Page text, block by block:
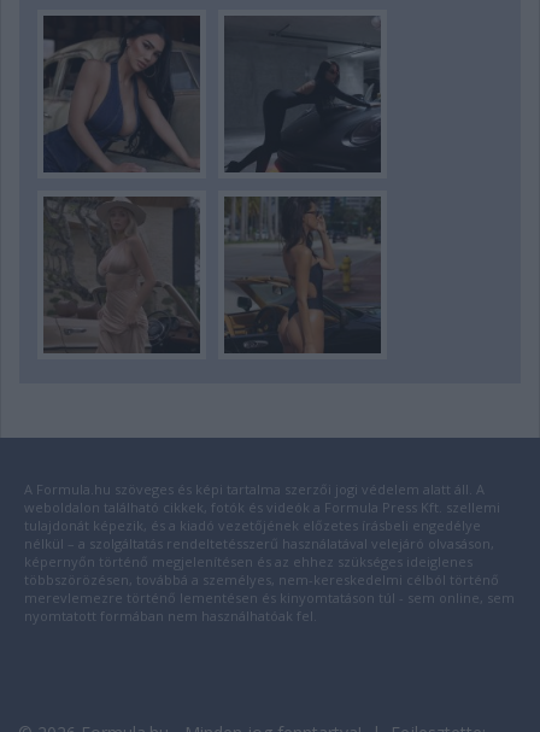
A Formula.hu szöveges és képi tartalma szerzői jogi védelem alatt áll. A
weboldalon található cikkek, fotók és videók a Formula Press Kft. szellemi
tulajdonát képezik, és a kiadó vezetőjének előzetes írásbeli engedélye
nélkül – a szolgáltatás rendeltetésszerű használatával velejáró olvasáson,
képernyőn történő megjelenítésen és az ehhez szükséges ideiglenes
többszörözésen, továbbá a személyes, nem-kereskedelmi célból történő
merevlemezre történő lementésen és kinyomtatáson túl - sem online, sem
nyomtatott formában nem használhatóak fel.